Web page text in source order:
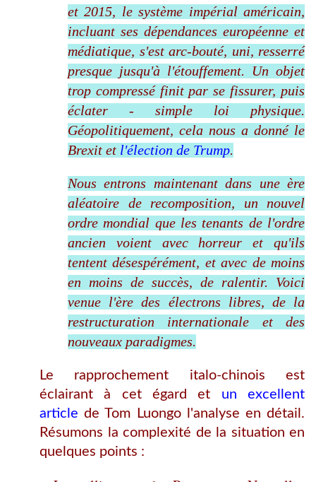
et 2015, le système impérial américain,
incluant ses dépendances européenne et
médiatique, s'est arc-bouté, uni, resserré
presque jusqu'à l'étouffement. Un objet
trop compressé finit par se fissurer, puis
éclater - simple loi physique.
Géopolitiquement, cela nous a donné le
Brexit et l'élection de Trump.
Nous entrons maintenant dans une ère
aléatoire de recomposition, un nouvel
ordre mondial que les tenants de l'ordre
ancien voient avec horreur et qu'ils
tentent désespérément, et avec de moins
en moins de succès, de ralentir. Voici
venue l'ère des électrons libres, de la
restructuration internationale et des
nouveaux paradigmes.
Le rapprochement italo-chinois est
éclairant à cet égard et
un excellent
article de Tom Luongo l'analyse en détail.
Résumons la complexité de la situation en
quelques points :